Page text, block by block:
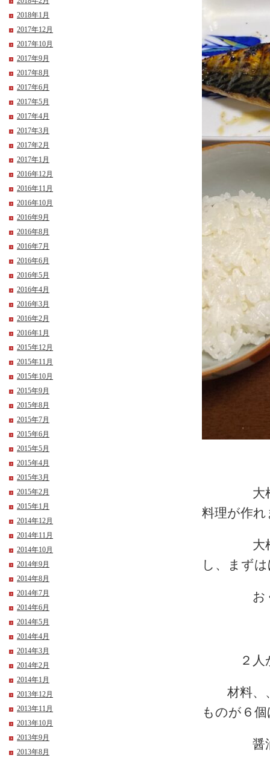
大根の
料理が作
大根の
し、まず
おくこ
２人か
材料、、
ものが
醤油
2018年1月
2017年12月
2017年10月
2017年9月
2017年8月
2017年6月
2017年5月
2017年4月
2017年3月
2017年2月
2017年1月
2016年12月
2016年11月
2016年10月
2016年9月
2016年8月
2016年7月
2016年6月
2016年5月
2016年4月
2016年3月
2016年2月
2016年1月
2015年12月
2015年11月
2015年10月
2015年9月
2015年8月
2015年7月
2015年6月
2015年5月
2015年4月
2015年3月
2015年2月
2015年1月
2014年12月
2014年11月
2014年10月
2014年9月
2014年8月
2014年7月
2014年6月
2014年5月
2014年4月
2014年3月
2014年2月
2014年1月
2013年12月
2013年11月
2013年10月
2013年9月
2013年8月